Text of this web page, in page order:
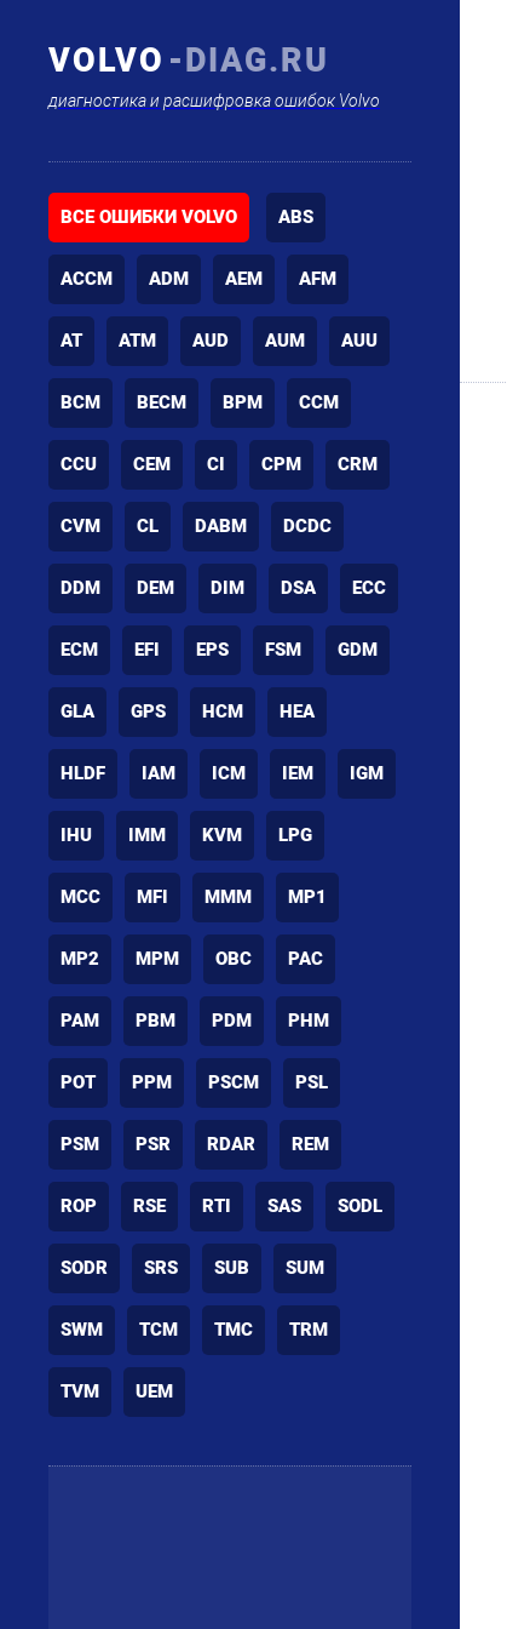
VOLVO -DIAG.RU
диагностика и расшифровка ошибок Volvo
ВСЕ ОШИБКИ VOLVO ABS
ACCM ADM AEM AFM
AT ATM AUD AUM AUU
BCM BECM BPM CCM
CCU CEM CI CPM CRM
CVM CL DABM DCDC
DDM DEM DIM DSA ECC
ECM EFI EPS FSM GDM
GLA GPS HCM HEA
HLDF IAM ICM IEM IGM
IHU IMM KVM LPG
MCC MFI MMM MP1
MP2 MPM OBC PAC
PAM PBM PDM PHM
POT PPM PSCM PSL
PSM PSR RDAR REM
ROP RSE RTI SAS SODL
SODR SRS SUB SUM
SWM TCM TMC TRM
TVM UEM